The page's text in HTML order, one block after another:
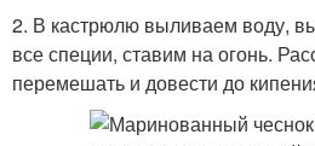
2. В кастрюлю выливаем воду,
все специи, ставим на огонь.
перемешать и довести до